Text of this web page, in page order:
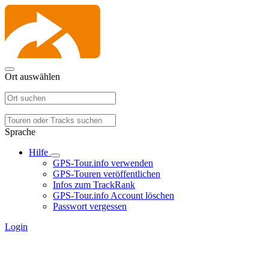
Ort auswählen
Sprache
Hilfe
GPS-Tour.info verwenden
GPS-Touren veröffentlichen
Infos zum TrackRank
GPS-Tour.info Account löschen
Passwort vergessen
Login